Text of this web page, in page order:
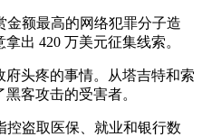
金额最高的网络犯罪分子造
出 420 万美元征集线索。
头疼的事情。从塔吉特和索
客攻击的受害者。
控盗取医保、就业和银行数